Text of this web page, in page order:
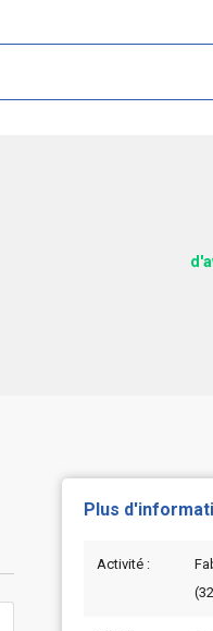
Plus
Activité :